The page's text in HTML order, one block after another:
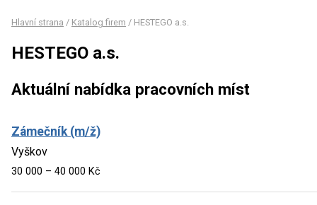
Hlavní strana / Katalog firem / HESTEGO a.s.
HESTEGO a.s.
Aktuální nabídka pracovních míst
Zámečník (m/ž)
Vyškov
30 000 – 40 000 Kč